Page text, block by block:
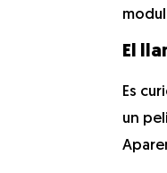
El
Es
un